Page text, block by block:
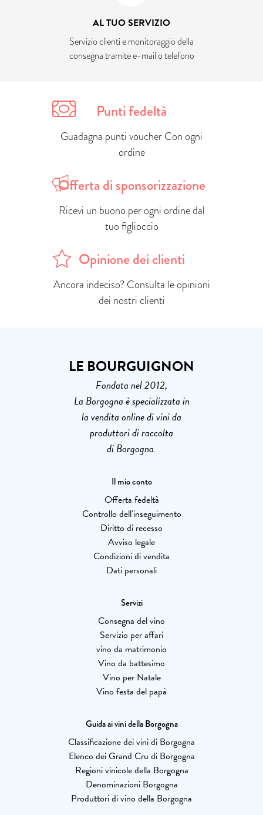
AL TUO SERVIZIO
Servizio clienti e monitoraggio della
consegna tramite e-mail o telefono
Punti fedeltà
Guadagna punti voucher Con ogni
ordine
Offerta di sponsorizzazione
Ricevi un buono per ogni ordine dal
tuo figlioccio
Opinione dei clienti
Ancora indeciso? Consulta le opinioni
dei nostri clienti
LE BOURGUIGNON
Fondata nel 2012,
La Borgogna è specializzata in
la vendita online di vini da
produttori di raccolta
di Borgogna.
Il mio conto
Offerta fedeltà
Controllo dell'inseguimento
Diritto di recesso
Avviso legale
Condizioni di vendita
Dati personali
Servizi
Consegna del vino
Servizio per affari
vino da matrimonio
Vino da battesimo
Vino per Natale
Vino festa del papà
Guida ai vini della Borgogna
Classificazione dei vini di Borgogna
Elenco dei Grand Cru di Borgogna
Regioni vinicole della Borgogna
Denominazioni Borgogna
Produttori di vino della Borgogna